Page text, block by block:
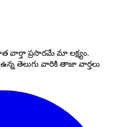
వార్తా ప్రసారమే మా లక్ష్యం.
ఉన్న తెలుగు వారికి తాజా వార్తలు